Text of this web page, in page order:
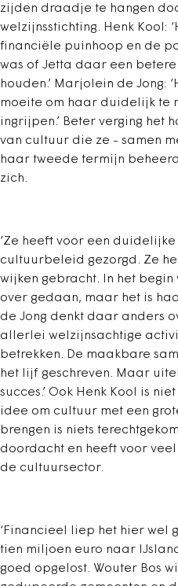
zijden draadje te hangen
welzijnsstichting. Henk Kool:
financiële puinhoop en de
was of Jetta daar een
houden.’ Marjolein de Jong:
moeite om haar duidelijk te
ingrijpen.’ Beter verging het
van cultuur die ze - samen
haar tweede termijn
zich.
‘Ze heeft voor een
cultuurbeleid gezorgd. Ze
wijken gebracht. In het
over gedaan, maar het is
de Jong denkt daar anders
allerlei welzijnsachtige
betrekken. De maakbare
het lijf geschreven. Maar
succes.’ Ook Henk Kool is
idee om cultuur met een
brengen is niets
doordacht en heeft voor
de cultuursector.
‘Financieel liep het hier wel
tien miljoen euro naar
goed opgelost. Wouter Bos